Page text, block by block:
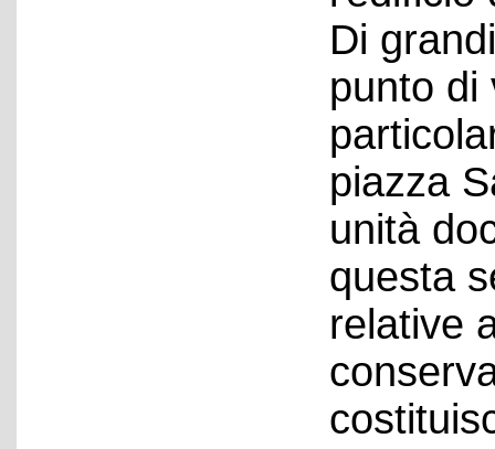
Di
punto di
piazza
unità
questa
relative